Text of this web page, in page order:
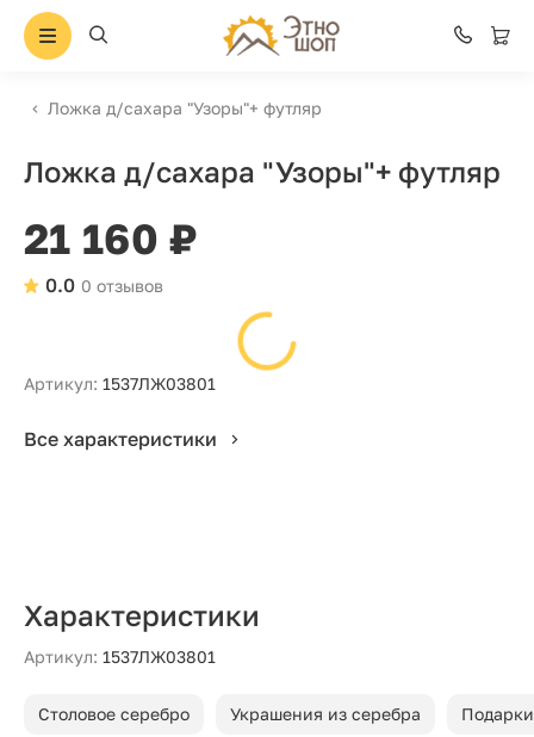
Ложка д/сахара "Узоры"+ футляр
Ложка д/сахара "Узоры"+ футляр
21 160 ₽
0 отзывов
0.0
Артикул: 1537ЛЖ03801
Все характеристики
Характеристики
Артикул: 1537ЛЖ03801
Столовое серебро Украшения из серебра